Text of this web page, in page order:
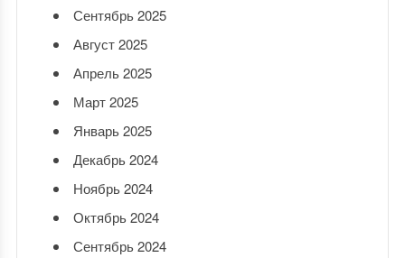
Сентябрь 2025
Август 2025
Апрель 2025
Март 2025
Январь 2025
Декабрь 2024
Ноябрь 2024
Октябрь 2024
Сентябрь 2024